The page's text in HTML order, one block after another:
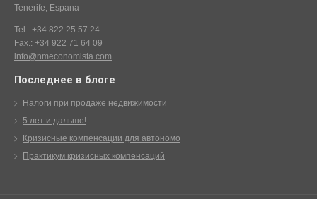
Tenerife, Espana
Tel.: +34 822 25 57 24
Fax.: +34 922 71 64 09
info@nmeconomista.com
Последнее в блоге
Налоги при продаже недвижимости
5 лет и дальше!
Кризисные компенсации для автономо
Практикум кризисных компенсаций